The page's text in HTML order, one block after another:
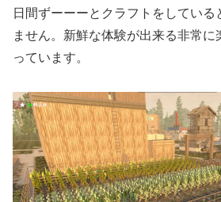
日間ずーーーとクラフトをしている
ません。新鮮な体験が出来る非常
っています。